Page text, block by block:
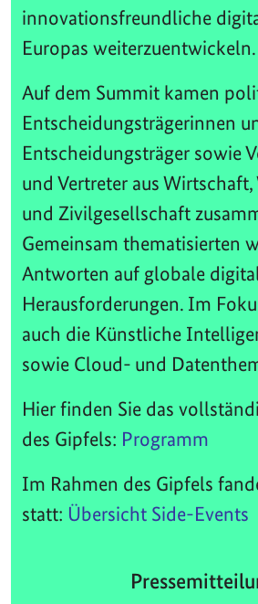
innovationsfreundliche
Europas weiterzuentwickeln.
Auf dem Summit kamen
Entscheidungsträgerinnen
Entscheidungsträger sowie
und Vertreter aus
und Zivilgesellschaft
Gemeinsam thematisierten
Antworten auf globale
Herausforderungen. Im
auch die Künstliche
sowie Cloud- und
Hier finden Sie das
des Gipfels: Programm
Im Rahmen des Gipfels
statt: Übersicht Side-Events